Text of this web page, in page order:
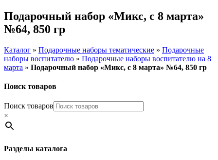
Подарочный набор «Микс, с 8 марта»
№64, 850 гр
Каталог » Подарочные наборы тематические » Подарочные
наборы воспитателю » Подарочные наборы воспитателю на 8
марта » Подарочный набор «Микс, с 8 марта» №64, 850 гр
Поиск товаров
Поиск товаров
×
Разделы каталога